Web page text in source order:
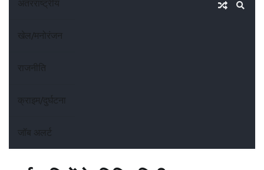
अंतरराष्ट्रीय
खेल/मनोरंजन
राजनीति
क्राइम/दुर्घटना
जॉब अलर्ट